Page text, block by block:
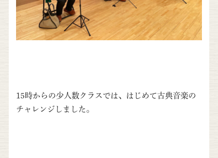
15時からの少人数クラスでは、はじめて古典音楽の
チャレンジしました。